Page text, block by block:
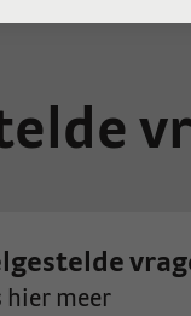
hier meer